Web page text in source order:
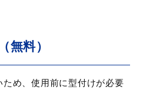
無料）
め、使用前に型付けが必要